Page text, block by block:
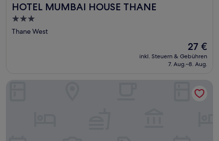
HOTEL MUMBAI HOUSE THANE
HOTEL MUMBAI HOUSE THANE
3.0-
Sterne-
Thane West
Der
Preis
beträgt
27 €
inkl. Steuern & Gebühren
7. Aug.–8. Aug.